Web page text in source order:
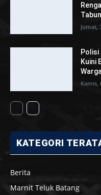
Jumat,
Kuini
Kamis,
KATEGORI
Berita
Marnit Teluk Batang